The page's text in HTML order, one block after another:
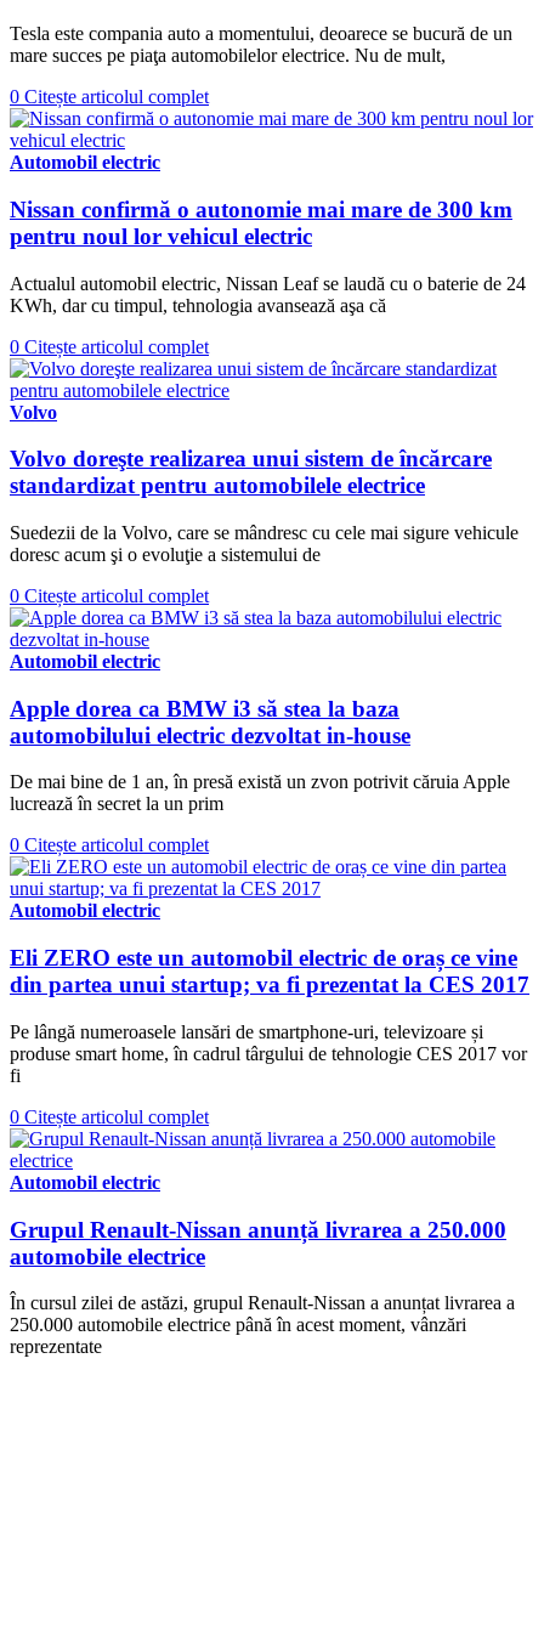
Tesla este compania auto a momentului, deoarece se bucură de un
mare succes pe piaţa automobilelor electrice. Nu de mult,
0 Citește articolul complet
Automobil electric
Nissan confirmă o autonomie mai mare de 300 km
pentru noul lor vehicul electric
Actualul automobil electric, Nissan Leaf se laudă cu o baterie de 24
KWh, dar cu timpul, tehnologia avansează aşa că
0 Citește articolul complet
Volvo
Volvo doreşte realizarea unui sistem de încărcare
standardizat pentru automobilele electrice
Suedezii de la Volvo, care se mândresc cu cele mai sigure vehicule
doresc acum şi o evoluţie a sistemului de
0 Citește articolul complet
Automobil electric
Apple dorea ca BMW i3 să stea la baza
automobilului electric dezvoltat in-house
De mai bine de 1 an, în presă există un zvon potrivit căruia Apple
lucrează în secret la un prim
0 Citește articolul complet
Automobil electric
Eli ZERO este un automobil electric de oraș ce vine
din partea unui startup; va fi prezentat la CES 2017
Pe lângă numeroasele lansări de smartphone-uri, televizoare și
produse smart home, în cadrul târgului de tehnologie CES 2017 vor
fi
0 Citește articolul complet
Automobil electric
Grupul Renault-Nissan anunță livrarea a 250.000
automobile electrice
În cursul zilei de astăzi, grupul Renault-Nissan a anunțat livrarea a
250.000 automobile electrice până în acest moment, vânzări
reprezentate